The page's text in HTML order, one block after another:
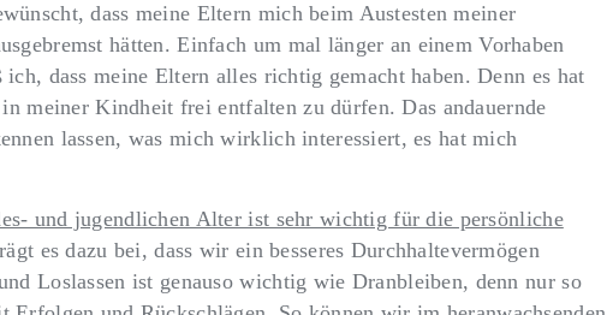
dass meine Eltern mich beim Austesten meiner
hätten. Einfach um mal länger an einem Vorhaben
dass meine Eltern alles richtig gemacht haben. Denn es hat
meiner Kindheit frei entfalten zu dürfen. Das andauernde
lassen, was mich wirklich interessiert, es hat mich
und jugendlichen Alter ist sehr wichtig für die persönliche
es dazu bei, dass wir ein besseres Durchhaltevermögen
Loslassen ist genauso wichtig wie Dranbleiben, denn nur so